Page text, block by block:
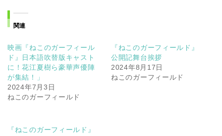
関連
映画『ねこのガーフィール
ド』日本語吹替版キャスト
に！花江夏樹ら豪華声優陣
が集結！」
2024年7月3日
ねこのガーフィールド
『ねこのガーフィールド』
公開記舞台挨拶
2024年8月17日
ねこのガーフィールド
『ねこのガーフィールド』